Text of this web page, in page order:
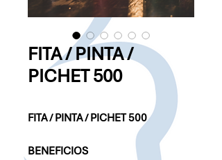
FITA / PINTA /
PICHET 500
FITA / PINTA / PICHET 500
BENEFICIOS